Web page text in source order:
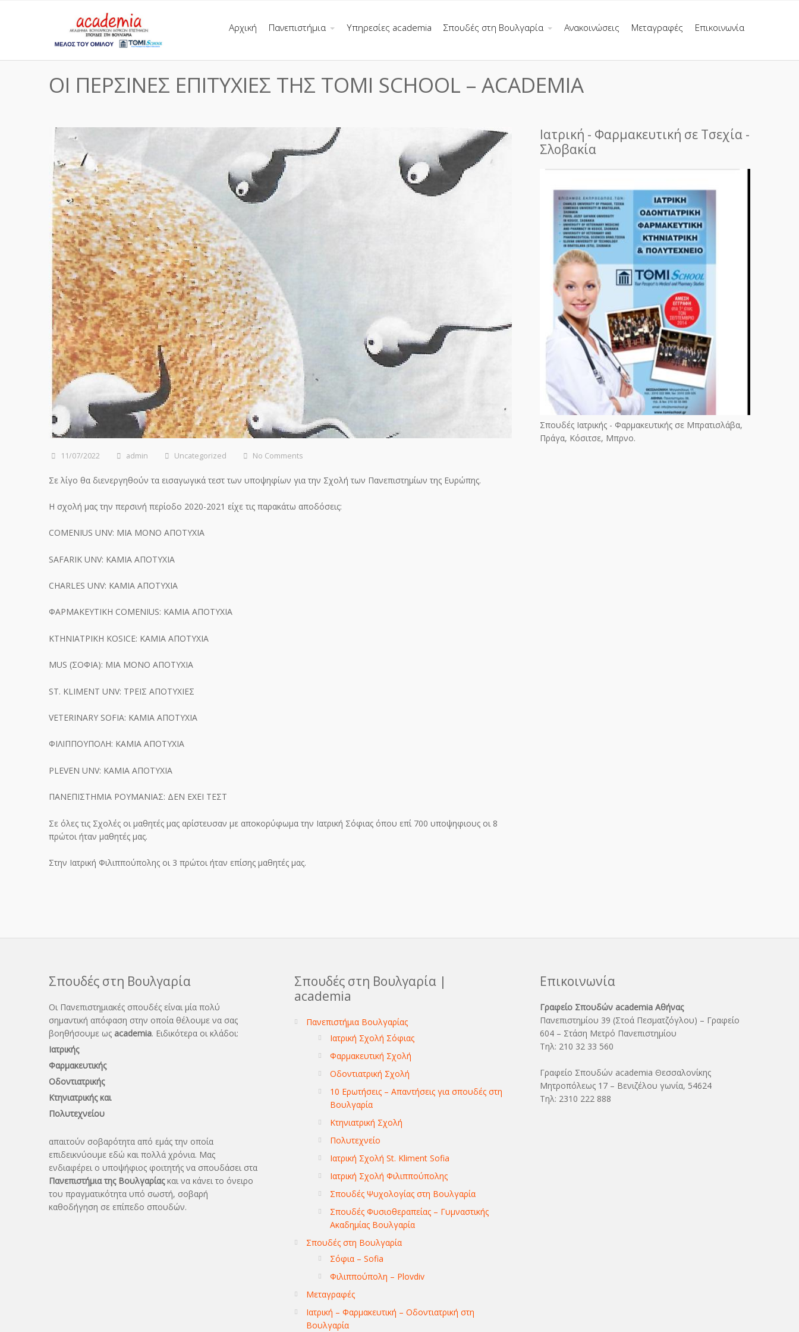
Αρχική Πανεπιστήμια Υπηρεσίες academia Σπουδές στη Βουλγαρία Ανακοινώσεις Μεταγραφές Επικοινωνία
ΟΙ ΠΕΡΣΙΝΕΣ ΕΠΙΤΥΧΙΕΣ ΤΗΣ ΤΟΜΙ SCHOOL – ACADEMIA
11/07/2022 admin Uncategorized No Comments
Σε λίγο θα διενεργηθούν τα εισαγωγικά τεστ των υποψηφίων για την Σχολή των Πανεπιστημίων της Ευρώπης.
Η σχολή μας την περσινή περίοδο 2020-2021 είχε τις παρακάτω αποδόσεις:
COMENIUS UNV: ΜΙΑ ΜΟΝΟ ΑΠΟΤΥΧΙΑ
SAFARIK UNV: ΚΑΜΙΑ ΑΠΟΤΥΧΙΑ
CHARLES UNV: ΚΑΜΙΑ ΑΠΟΤΥΧΙΑ
ΦΑΡΜAΚΕΥΤΙΚΗ COMENIUS: ΚΑΜΙΑ ΑΠΟΤΥΧΙΑ
ΚΤΗΝΙΑΤΡΙΚΗ KOSICE: ΚΑΜΙΑ ΑΠΟΤΥΧΙΑ
MUS (ΣΟΦΙΑ): ΜΙΑ ΜΟΝΟ ΑΠΟΤΥΧΙΑ
ST. KLIMENT UNV: ΤΡΕΙΣ ΑΠΟΤΥΧΙΕΣ
VETERINARY SOFIA: ΚΑΜΙΑ ΑΠΟΤΥΧΙΑ
ΦΙΛΙΠΠΟΥΠΟΛΗ: ΚΑΜΙΑ ΑΠΟΤΥΧΙΑ
PLEVEN UNV: ΚΑΜΙΑ ΑΠΟΤΥΧΙΑ
ΠΑΝΕΠΙΣΤΗΜΙΑ ΡΟΥΜΑΝΙΑΣ: ΔΕΝ ΕΧΕΙ ΤΕΣΤ
Σε όλες τις Σχολές οι μαθητές μας αρίστευσαν με αποκορύφωμα την Ιατρική Σόφιας όπου επί 700 υποψηφιους οι 8
πρώτοι ήταν μαθητές μας.
Στην Ιατρική Φιλιππούπολης οι 3 πρώτοι ήταν επίσης μαθητές μας.
Ιατρική - Φαρμακευτική σε Τσεχία -
Σλοβακία
Σπουδές Ιατρικής - Φαρμακευτικής σε Μπρατισλάβα,
Πράγα, Κόσιτσε, Μπρνο.
Σπουδές στη Βουλγαρία
Οι Πανεπιστημιακές σπουδές είναι μία πολύ
σημαντική απόφαση στην οποία θέλουμε να σας
βοηθήσουμε ως academia. Ειδικότερα οι κλάδοι:
Ιατρικής
Φαρμακευτικής
Οδοντιατρικής
Κτηνιατρικής και
Πολυτεχνείου
απαιτούν σοβαρότητα από εμάς την οποία
επιδεικνύουμε εδώ και πολλά χρόνια. Μας
ενδιαφέρει ο υποψήφιος φοιτητής να σπουδάσει στα
Πανεπιστήμια της Βουλγαρίαςκαι να κάνει το όνειρo
του πραγματικότητα υπό σωστή, σοβαρή
καθοδήγηση σε επίπεδο σπουδών.
Σπουδές στη Βουλγαρία |
academia
Πανεπιστήμια Βουλγαρίας
Ιατρική Σχολή Σόφιας
Φαρμακευτική Σχολή
Οδοντιατρική Σχολή
10 Ερωτήσεις – Απαντήσεις για σπουδές στη
Βουλγαρία
Κτηνιατρική Σχολή
Πολυτεχνείο
Ιατρική Σχολή St. Kliment Sofia
Ιατρική Σχολή Φιλιππούπολης
Σπουδές Ψυχολογίας στη Βουλγαρία
Σπουδές Φυσιοθεραπείας – Γυμναστικής
Ακαδημίας Βουλγαρία
Σπουδές στη Βουλγαρία
Σόφια – Sofia
Φιλιππούπολη – Plovdiv
Μεταγραφές
Ιατρική – Φαρμακευτική – Οδοντιατρική στη
Βουλγαρία
Επικοινωνία
Γραφείο Σπουδών academia Αθήνας
Πανεπιστημίου 39 (Στοά Πεσματζόγλου) – Γραφείο
604 – Στάση Μετρό Πανεπιστημίου
Τηλ: 210 32 33 560
Γραφείο Σπουδών academia Θεσσαλονίκης
Μητροπόλεως 17 – Βενιζέλου γωνία, 54624
Τηλ: 2310 222 888